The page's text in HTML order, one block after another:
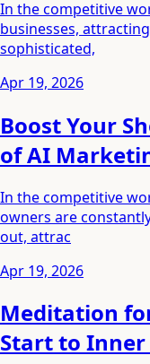
In the competitive
businesses,
sophisticated,
Apr 19, 2026
Boost Your
of AI
In the competitive
owners are
out, attrac
Apr 19, 2026
Meditation
Start to Inner